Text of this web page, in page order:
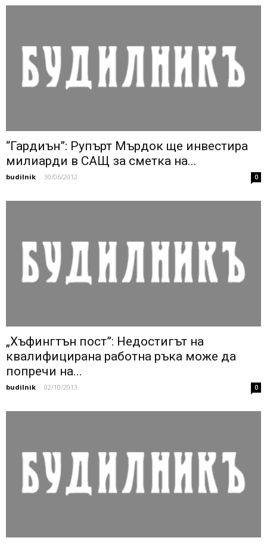
“Гардиън”: Рупърт Мърдок ще инвестира
милиарди в САЩ за сметка на...
budilnik - 30/06/2012 0
„Хъфингтън пост”: Недостигът на
квалифицирана работна ръка може да
попречи на...
budilnik - 02/10/2013 0